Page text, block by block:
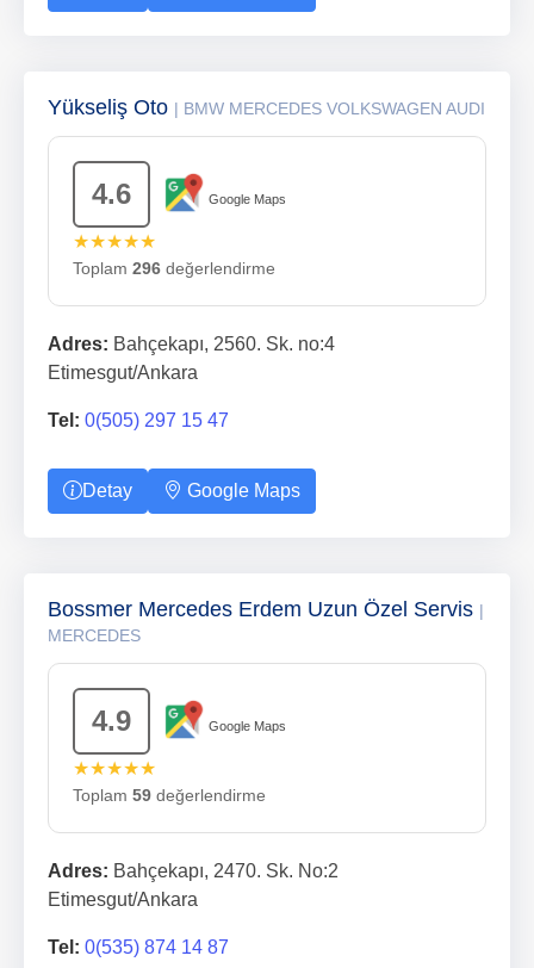
Yükseliş Oto | BMW MERCEDES VOLKSWAGEN AUDI
4.6 Google Maps
★★★★★
Toplam 296 değerlendirme
Adres: Bahçekapı, 2560. Sk. no:4
Etimesgut/Ankara
Tel: 0(505) 297 15 47
Detay Google Maps
Bossmer Mercedes Erdem Uzun Özel Servis |
MERCEDES
4.9 Google Maps
★★★★★
Toplam 59 değerlendirme
Adres: Bahçekapı, 2470. Sk. No:2
Etimesgut/Ankara
Tel: 0(535) 874 14 87